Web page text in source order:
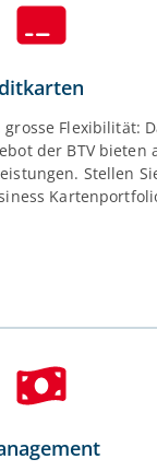
grosse Flexibilität:
der BTV bieten
Stellen